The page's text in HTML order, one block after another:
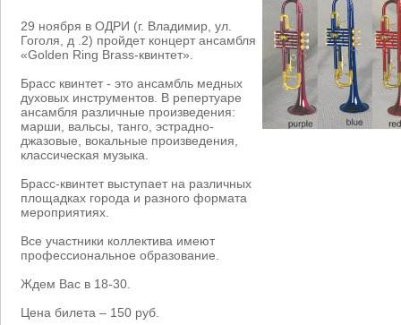
29 ноября в ОДРИ (г. Владимир, ул.
Гоголя, д .2) пройдет концерт ансамбля
«Golden Ring Brass-квинтет».
Брасс квинтет - это ансамбль медных
духовых инструментов. В репертуаре
ансамбля различные произведения:
марши, вальсы, танго, эстрадно-
джазовые, вокальные произведения,
классическая музыка.
Брасс-квинтет выступает на различных
площадках города и разного формата
мероприятиях.
Все участники коллектива имеют
профессиональное образование.
Ждем Вас в 18-30.
Цена билета – 150 руб.